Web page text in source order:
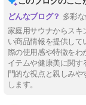
多彩
家庭用サウナからスキ
い商品情報を提供し
際の使用感や特徴をわ
イテムや健康美に関
門的な視点と親しみ
します。